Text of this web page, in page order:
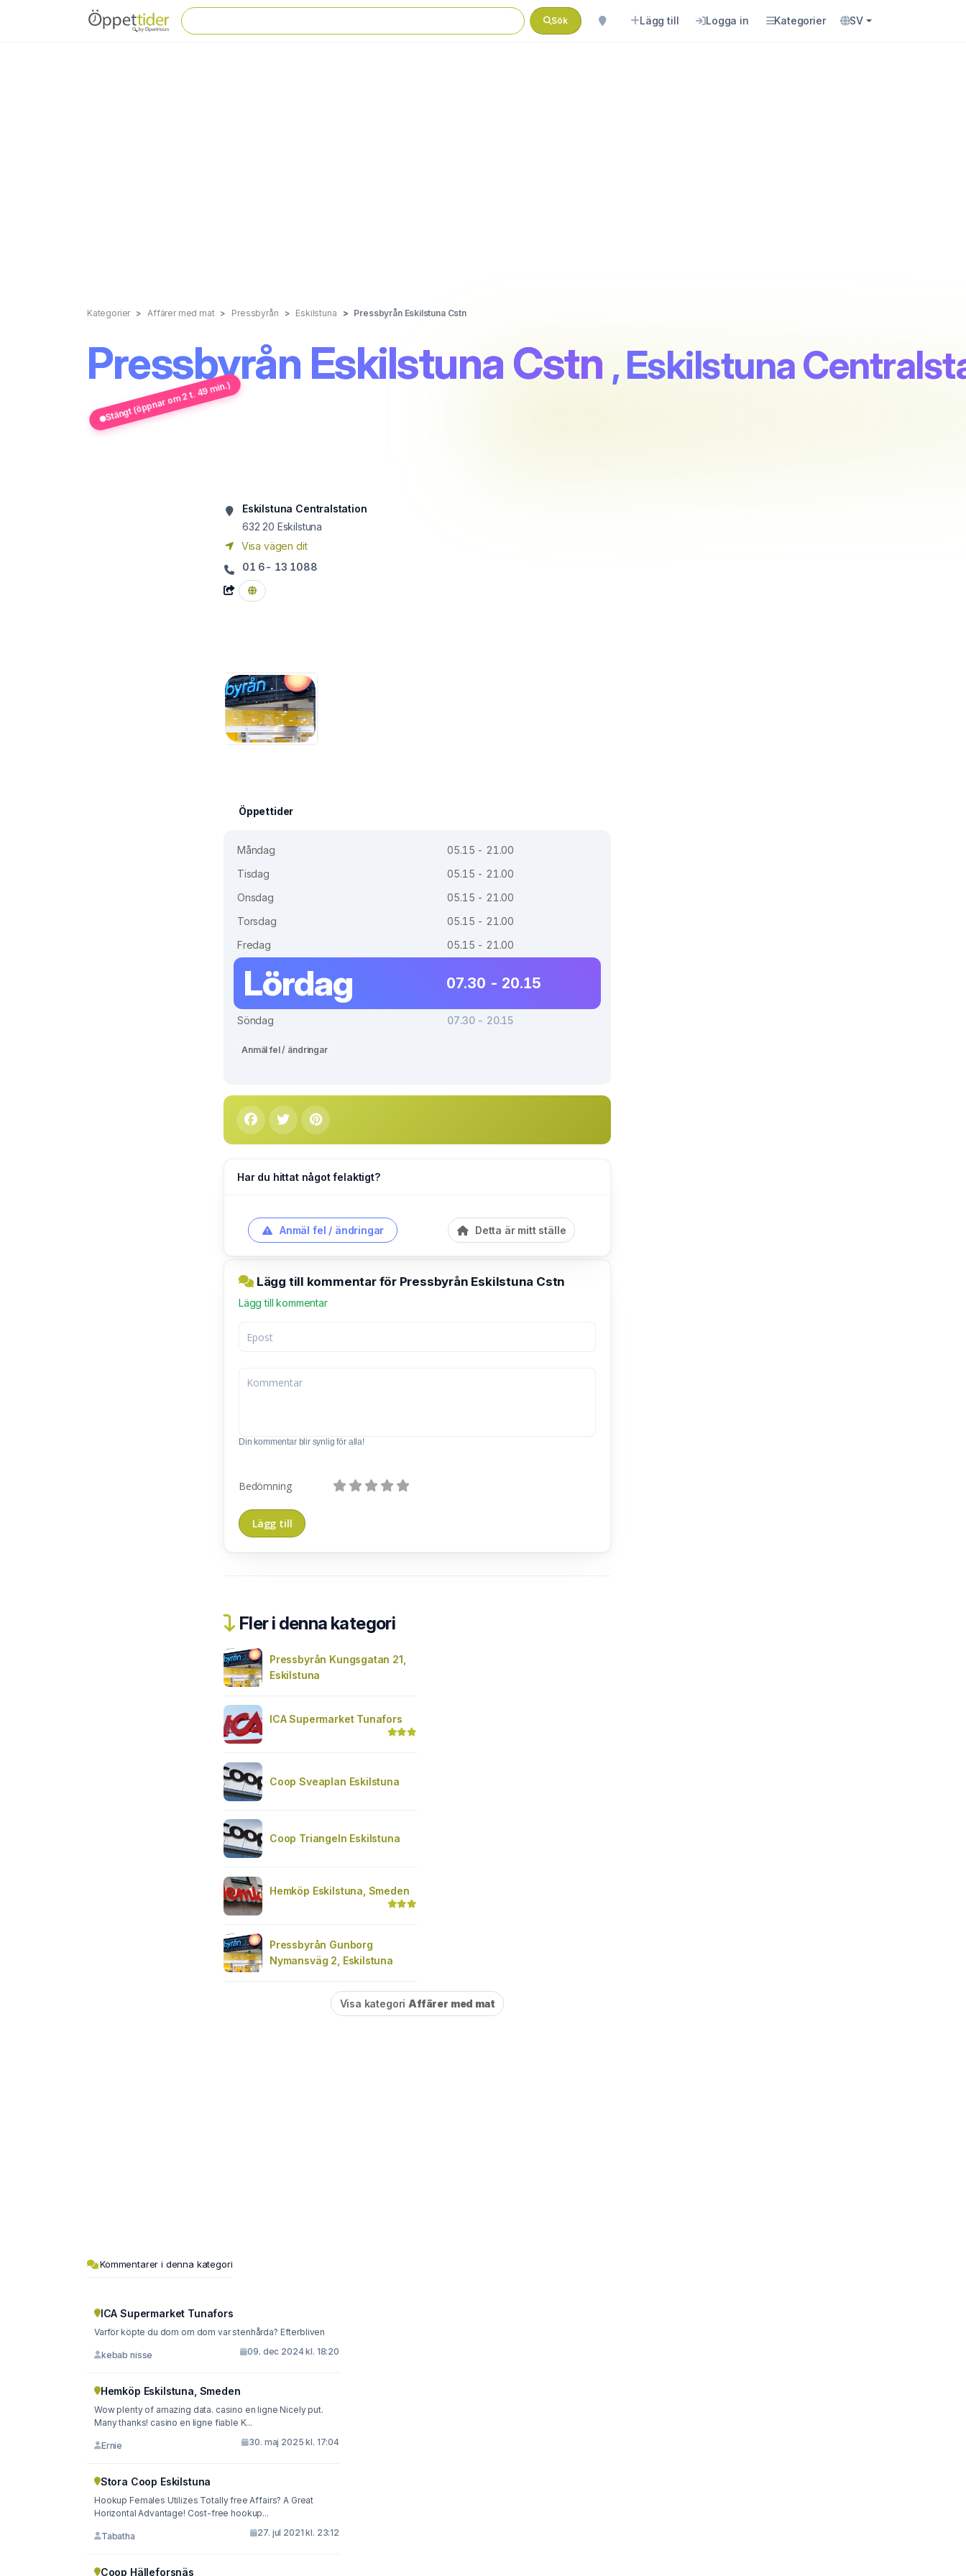
Sök Lägg till Logga in Kategorier SV
Kategorier Affärer med mat Pressbyrån Eskilstuna Pressbyrån Eskilstuna Cstn
Pressbyrån Eskilstuna Cstn , Eskilstuna
Stängt (öppnar om 2 t. 49 min.)
Eskilstuna Centralstation
632 20 Eskilstuna
Visa vägen dit
01 6- 13 1088
Öppettider
Måndag
05.15 - 21.00
Tisdag
05.15 - 21.00
Onsdag
05.15 - 21.00
Torsdag
05.15 - 21.00
Fredag
05.15 - 21.00
Lördag 07.30 - 20.15
Söndag 07.30 - 20.15
Anmäl fel / ändringar
Har du hittat något felaktigt?
Anmäl fel / ändringar Detta är mitt ställe
Lägg till kommentar för Pressbyrån Eskilstuna Cstn
Lägg till kommentar
Din kommentar blir synlig för alla!
Bedömning
Fler i denna kategori
Pressbyrån Kungsgatan 21,
Eskilstuna
ICA Supermarket Tunafors
Coop Sveaplan Eskilstuna
Coop Triangeln Eskilstuna
Hemköp Eskilstuna, Smeden
Pressbyrån Gunborg
Nymansväg 2, Eskilstuna
Visa kategori Affärer med mat
Kommentarer i denna kategori
ICA Supermarket Tunafors
Varför köpte du dom om dom var stenhårda? Efterbliven
kebab nisse 09. dec 2024 kl. 18:20
Hemköp Eskilstuna, Smeden
Wow plenty of amazing data. casino en ligne Nicely put.
Many thanks! casino en ligne fiable K...
Ernie 30. maj 2025 kl. 17:04
Stora Coop Eskilstuna
Hookup Females Utilizes Totally free Affairs? A Great
Horizontal Advantage! Cost-free hookup...
Tabatha 27. jul 2021 kl. 23:12
Coop Hälleforsnäs